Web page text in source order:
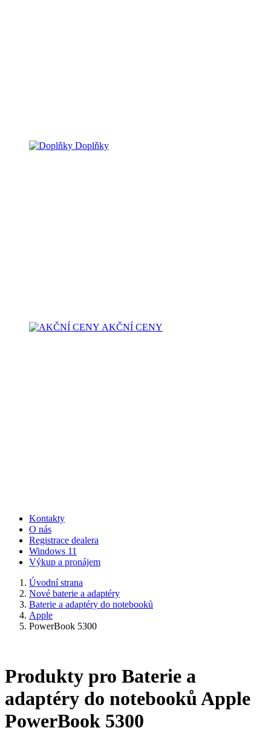
Doplňky
AKČNÍ CENY
Kontakty
O nás
Registrace dealera
Windows 11
Výkup a pronájem
Úvodní strana
Nové baterie a adaptéry
Baterie a adaptéry do notebooků
Apple
PowerBook 5300
Produkty pro Baterie a
adaptéry do notebooků Apple
PowerBook 5300